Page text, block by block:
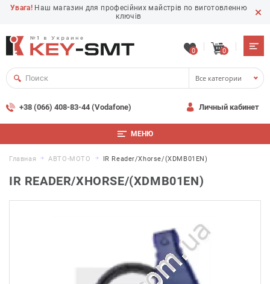
Увага! Наш магазин для професійних майстрів по виготовленню
ключів
0 0
Все категории
+38 (066) 408-83-44 (Vodafone) Личный кабинет
МЕНЮ
Главная АВТО-МОТО IR Reader/Xhorse/(XDMB01EN)
IR READER/XHORSE/(XDMB01EN)